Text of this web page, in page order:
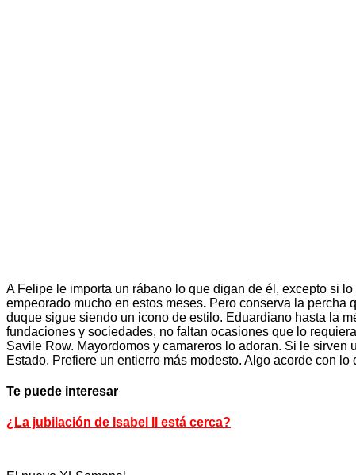
A Felipe le importa un rábano lo que digan de él, excepto si
empeorado mucho en estos meses. Pero conserva la percha
duque sigue siendo un icono de estilo. Eduardiano hasta la
fundaciones y sociedades, no faltan ocasiones que lo
Savile Row. Mayordomos y camareros lo adoran. Si le
Estado. Prefiere un entierro más modesto. Algo acorde con
Te puede interesar
¿La jubilación de Isabel II está cerca?